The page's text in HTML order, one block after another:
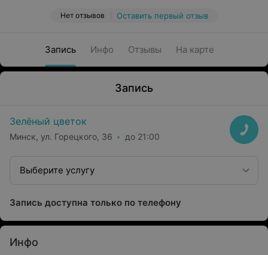
Нет отзывов Оставить первый отзыв
Запись Инфо Отзывы На карте
Запись
Зелёный цветок
Минск, ул. Горецкого, 36 до 21:00
Выберите услугу
Запись доступна только по телефону
Инфо